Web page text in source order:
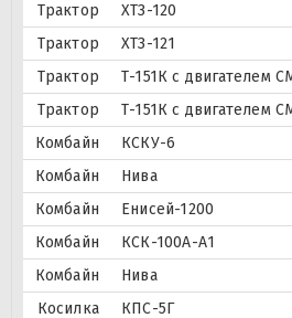
Трактор
ХТЗ-120
Трактор
ХТЗ-121
Трактор
Т-151К с двигателем
Трактор
Т-151К с двигателем
Комбайн
КСКУ-6
Комбайн
Нива
Комбайн
Енисей-1200
Комбайн
КСК-100А-А1
Комбайн
Нива
Косилка
КПС-5Г